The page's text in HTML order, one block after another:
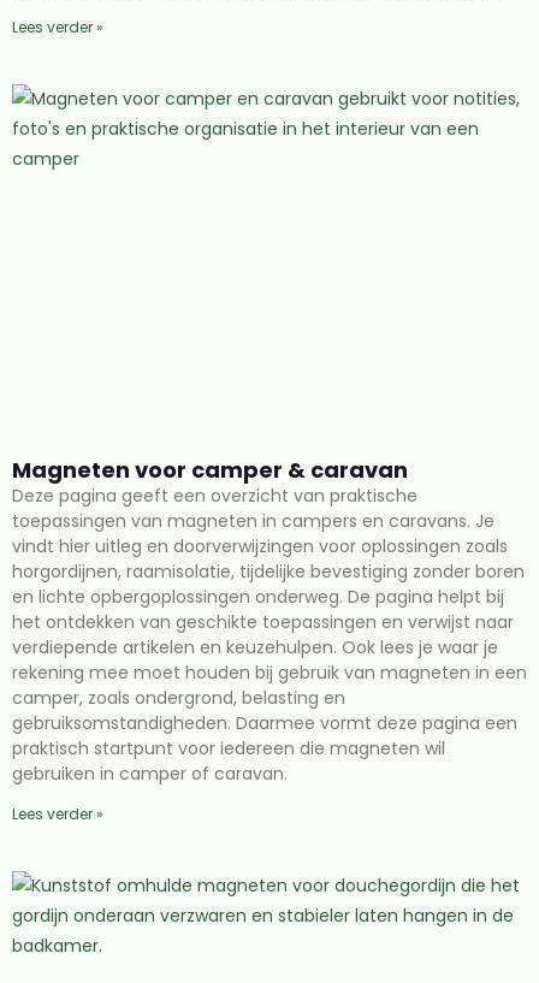
Lees verder »
Magneten voor camper & caravan
Deze pagina geeft een overzicht van praktische
toepassingen van magneten in campers en caravans. Je
vindt hier uitleg en doorverwijzingen voor oplossingen zoals
horgordijnen, raamisolatie, tijdelijke bevestiging zonder boren
en lichte opbergoplossingen onderweg. De pagina helpt bij
het ontdekken van geschikte toepassingen en verwijst naar
verdiepende artikelen en keuzehulpen. Ook lees je waar je
rekening mee moet houden bij gebruik van magneten in een
camper, zoals ondergrond, belasting en
gebruiksomstandigheden. Daarmee vormt deze pagina een
praktisch startpunt voor iedereen die magneten wil
gebruiken in camper of caravan.
Lees verder »